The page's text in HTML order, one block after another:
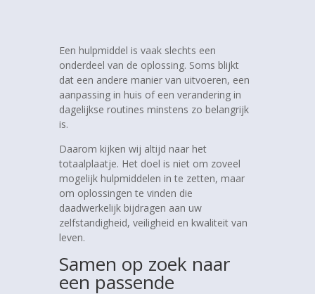
Een hulpmiddel is vaak slechts een
onderdeel van de oplossing. Soms blijkt
dat een andere manier van uitvoeren, een
aanpassing in huis of een verandering in
dagelijkse routines minstens zo belangrijk
is.
Daarom kijken wij altijd naar het
totaalplaatje. Het doel is niet om zoveel
mogelijk hulpmiddelen in te zetten, maar
om oplossingen te vinden die
daadwerkelijk bijdragen aan uw
zelfstandigheid, veiligheid en kwaliteit van
leven.
Samen op zoek naar
een passende